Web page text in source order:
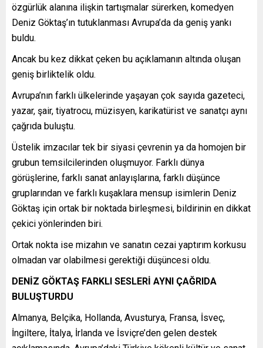
özgürlük alanına ilişkin tartışmalar sürerken, komedyen
Deniz Göktaş’ın tutuklanması Avrupa’da da geniş yankı
buldu.
Ancak bu kez dikkat çeken bu açıklamanın altında oluşan
geniş birliktelik oldu.
Avrupa’nın farklı ülkelerinde yaşayan çok sayıda gazeteci,
yazar, şair, tiyatrocu, müzisyen, karikatürist ve sanatçı aynı
çağrıda buluştu.
Üstelik imzacılar tek bir siyasi çevrenin ya da homojen bir
grubun temsilcilerinden oluşmuyor. Farklı dünya
görüşlerine, farklı sanat anlayışlarına, farklı düşünce
gruplarından ve farklı kuşaklara mensup isimlerin Deniz
Göktaş için ortak bir noktada birleşmesi, bildirinin en dikkat
çekici yönlerinden biri.
Ortak nokta ise mizahın ve sanatın cezai yaptırım korkusu
olmadan var olabilmesi gerektiği düşüncesi oldu.
DENİZ GÖKTAŞ FARKLI SESLERİ AYNI ÇAĞRIDA
BULUŞTURDU
Almanya, Belçika, Hollanda, Avusturya, Fransa, İsveç,
İngiltere, İtalya, İrlanda ve İsviçre’den gelen destek